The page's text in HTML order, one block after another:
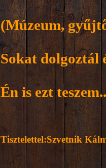
(Múzeum,
Sokat dolgoztál
Én is ezt
Tisztelettel:Szvetnik